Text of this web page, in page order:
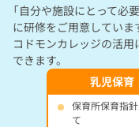
「自分や施設にとって必
に研修をご用意していま
コドモンカレッジの活
できます。
乳児保育
保育所保育指
て